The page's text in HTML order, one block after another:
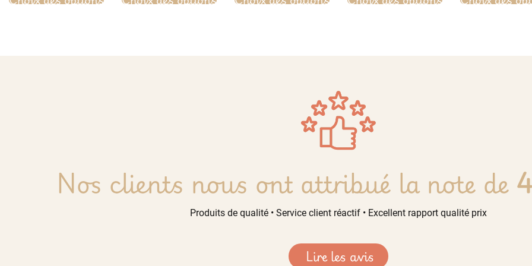
Nos clients nous ont attribué la note de
Produits de qualité • Service client réactif • Excellent rapport qualité prix
Lire les avis